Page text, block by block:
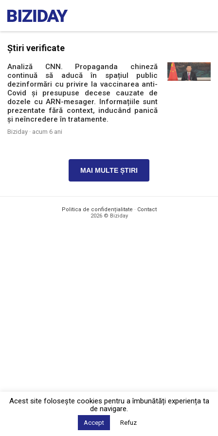
Știri verificate
Analiză CNN. Propaganda chineză
continuă să aducă în spațiul public
dezinformări cu privire la vaccinarea anti-
Covid și presupuse decese cauzate de
dozele cu ARN-mesager. Informațiile sunt
prezentate fără context, inducând panică
și neîncredere în tratamente.
Biziday · acum 6 ani
MAI MULTE ȘTIRI
Politica de confidențialitate · Contact
2026 © Biziday
Acest site foloseşte cookies pentru a îmbunătăți experiența ta
de navigare.
Accept Refuz